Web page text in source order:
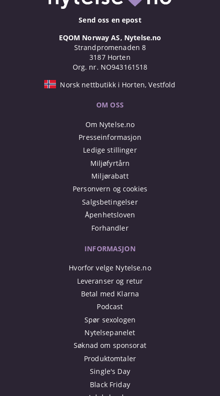
Send oss en epost
EQOM Norway AS, Nytelse.no
Strandpromenaden 8
3187 Horten
Org. nr. NO943161518
Norsk nettbutikk i Horten, Vestfold
OM OSS
Om Nytelse.no
Presseinformasjon
Ledige stillinger
Miljøfyrtårn
Miljørabatt
Personvern og cookies
Salgsbetingelser
Åpenhetsloven
Forhandler
INFORMASJON
Hvorfor velge Nytelse.no
Leveranser og retur
Betal med Klarna
Podcast
Spør sexologen
Nytelsepanelet
Søknad om sponsorat
Produktomtaler
Single's Day
Black Friday